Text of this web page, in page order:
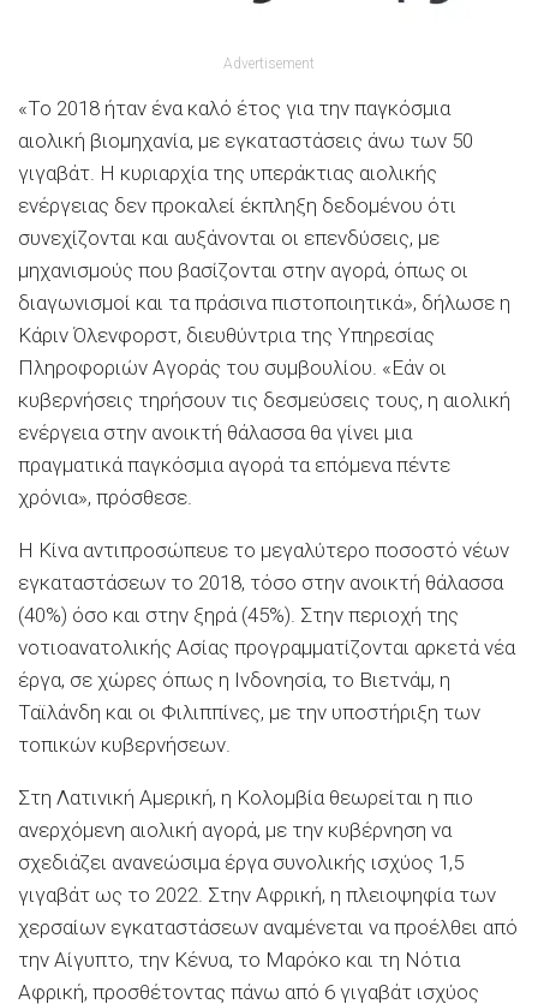
Advertisement
«Το 2018 ήταν ένα καλό έτος για την παγκόσμια
αιολική βιομηχανία, με εγκαταστάσεις άνω των 50
γιγαβάτ. Η κυριαρχία της υπεράκτιας αιολικής
ενέργειας δεν προκαλεί έκπληξη δεδομένου ότι
συνεχίζονται και αυξάνονται οι επενδύσεις, με
μηχανισμούς που βασίζονται στην αγορά, όπως οι
διαγωνισμοί και τα πράσινα πιστοποιητικά», δήλωσε η
Κάριν Όλενφορστ, διευθύντρια της Υπηρεσίας
Πληροφοριών Αγοράς του συμβουλίου. «Εάν οι
κυβερνήσεις τηρήσουν τις δεσμεύσεις τους, η αιολική
ενέργεια στην ανοικτή θάλασσα θα γίνει μια
πραγματικά παγκόσμια αγορά τα επόμενα πέντε
χρόνια», πρόσθεσε.
Η Κίνα αντιπροσώπευε το μεγαλύτερο ποσοστό νέων
εγκαταστάσεων το 2018, τόσο στην ανοικτή θάλασσα
(40%) όσο και στην ξηρά (45%). Στην περιοχή της
νοτιοανατολικής Ασίας προγραμματίζονται αρκετά νέα
έργα, σε χώρες όπως η Ινδονησία, το Βιετνάμ, η
Ταϊλάνδη και οι Φιλιππίνες, με την υποστήριξη των
τοπικών κυβερνήσεων.
Στη Λατινική Αμερική, η Κολομβία θεωρείται η πιο
ανερχόμενη αιολική αγορά, με την κυβέρνηση να
σχεδιάζει ανανεώσιμα έργα συνολικής ισχύος 1,5
γιγαβάτ ως το 2022. Στην Αφρική, η πλειοψηφία των
χερσαίων εγκαταστάσεων αναμένεται να προέλθει από
την Αίγυπτο, την Κένυα, το Μαρόκο και τη Νότια
Αφρική, προσθέτοντας πάνω από 6 γιγαβάτ ισχύος